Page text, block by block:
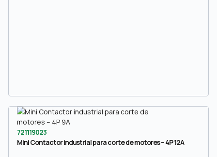
721119023
Mini Contactor industrial para corte de motores – 4P 12A